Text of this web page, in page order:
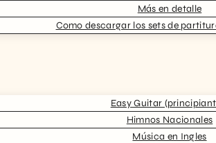
Más en detalle
Como descargar los sets de
Easy Guitar
Himnos Nacionales
Música en Ingles